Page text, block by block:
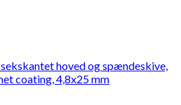
hoved og spændeskive,
coating, 4,8x25 mm